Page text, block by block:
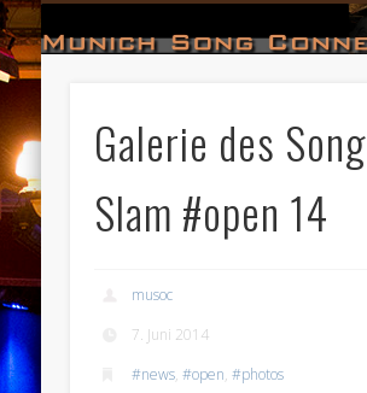
Galerie des Song
Slam #open 14
musoc
7. Juni 2014
#news,#open,#photos